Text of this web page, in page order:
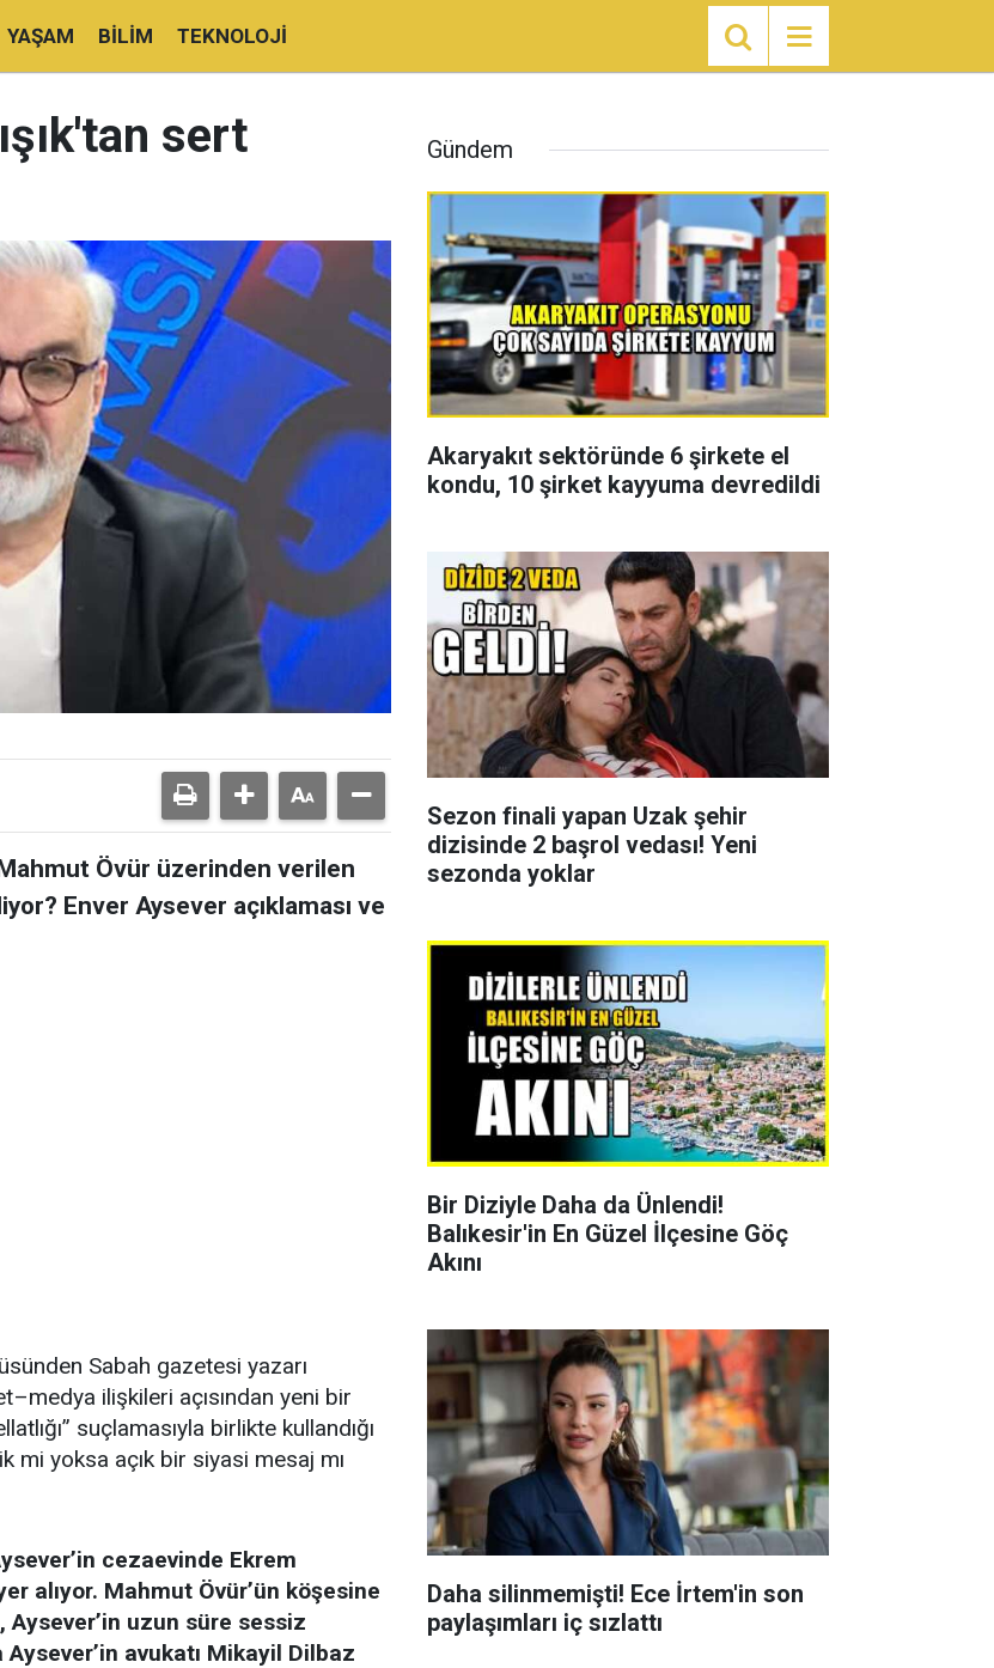
YAŞAM BILIM TEKNOLOJI
sert
Mahmut Övür üzerinden verilen
Enver Aysever açıklaması ve
Sabah gazetesi yazarı
ilişkileri açısından yeni bir
suçlamasıyla birlikte kullandığı
mi yoksa açık bir siyasi mesaj mı
cezaevinde Ekrem
alıyor. Mahmut Övür’ün köşesine
Aysever’in uzun süre sessiz
avukatı Mikayil Dilbaz
Gündem
Akaryakıt sektöründe 6 şirkete el
kondu, 10 şirket kayyuma devredildi
Sezon finali yapan Uzak şehir
dizisinde 2 başrol vedası! Yeni
sezonda yoklar
Bir Diziyle Daha da Ünlendi!
Balıkesir'in En Güzel İlçesine Göç
Akını
Daha silinmemişti! Ece İrtem'in son
paylaşımları iç sızlattı